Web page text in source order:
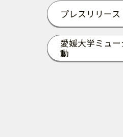
プレスリリース
愛媛大学ミュ
動